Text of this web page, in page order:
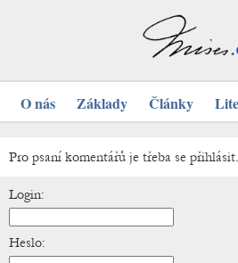
O nás Základy Články
Pro psaní komentářů je třeba se přihlásit.
Login:
Heslo: